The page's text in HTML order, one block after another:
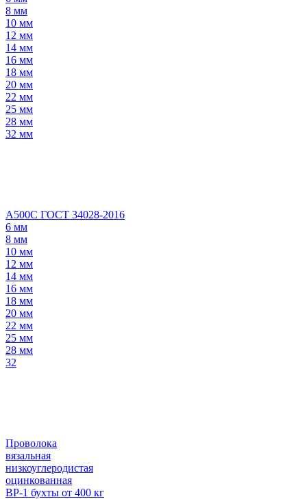
8 мм
10 мм
12 мм
14 мм
16 мм
18 мм
20 мм
22 мм
25 мм
28 мм
32 мм
А500С ГОСТ 34028-2016
6 мм
8 мм
10 мм
12 мм
14 мм
16 мм
18 мм
20 мм
22 мм
25 мм
28 мм
32
Проволока
вязальная
низкоуглеродистая
оцинкованная
ВР-1 бухты от 400 кг